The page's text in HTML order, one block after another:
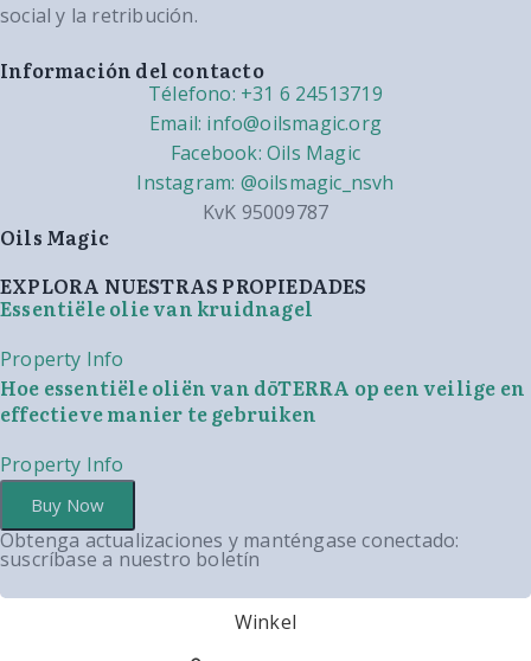
social y la retribución.
Información del contacto
Télefono: +31 6 24513719
Email: info@oilsmagic.org
Facebook: Oils Magic
Instagram: @oilsmagic_nsvh
KvK 95009787
Oils Magic
EXPLORA NUESTRAS PROPIEDADES
Essentiële olie van kruidnagel
Property Info
Hoe essentiële oliën van dōTERRA op een veilige en
effectieve manier te gebruiken
Property Info
Buy Now
Obtenga actualizaciones y manténgase conectado:
suscríbase a nuestro boletín
Winkel